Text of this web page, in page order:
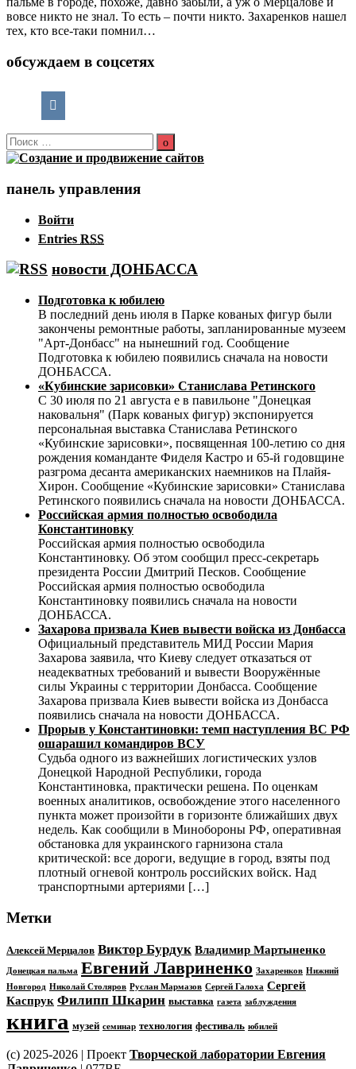
вовсе никто не знал. То есть – почти никто. Захаренков нашел
тех, кто все-таки помнил…
обсуждаем в соцсетях
Поиск
по:
Поиск
панель управления
Войти
Entries RSS
новости ДОНБАССА
Подготовка к юбилею
В последний день июля в Парке кованых фигур были
закончены ремонтные работы, запланированные музеем
"Арт-Донбасс" на нынешний год. Сообщение
Подготовка к юбилею появились сначала на новости
ДОНБАССА.
«Кубинские зарисовки» Станислава Ретинского
С 30 июля по 21 августа е в павильоне "Донецкая
наковальня" (Парк кованых фигур) экспонируется
персональная выставка Станислава Ретинского
«Кубинские зарисовки», посвященная 100-летию со дня
рождения команданте Фиделя Кастро и 65-й годовщине
разгрома десанта американских наемников на Плайя-
Хирон. Сообщение «Кубинские зарисовки» Станислава
Ретинского появились сначала на новости ДОНБАССА.
Российская армия полностью освободила
Константиновку
Российская армия полностью освободила
Константиновку. Об этом сообщил пресс-секретарь
президента России Дмитрий Песков. Сообщение
Российская армия полностью освободила
Константиновку появились сначала на новости
ДОНБАССА.
Захарова призвала Киев вывести войска из Донбасса
Официальный представитель МИД России Мария
Захарова заявила, что Киеву следует отказаться от
неадекватных требований и вывести Вооружённые
силы Украины с территории Донбасса. Сообщение
Захарова призвала Киев вывести войска из Донбасса
появились сначала на новости ДОНБАССА.
Прорыв у Константиновки: темп наступления ВС РФ
ошарашил командиров ВСУ
Судьба одного из важнейших логистических узлов
Донецкой Народной Республики, города
Константиновка, практически решена. По оценкам
военных аналитиков, освобождение этого населенного
пункта может произойти в горизонте ближайших двух
недель. Как сообщили в Минобороны РФ, оперативная
обстановка для украинского гарнизона стала
критической: все дороги, ведущие в город, взяты под
плотный огневой контроль российских войск. Над
транспортными артериями […]
Метки
Алексей Мерцалов Виктор Бурдук Владимир Мартыненко
Донецкая пальма Евгений Лавриненко Захаренков Нижний
Новгород Николай Столяров Руслан Мармазов Сергей Галоха Сергей
Каспрук Филипп Шкарин выставка газета заблуждения
книга музей семинар технология фестиваль юбилей
(c) 2025-2026 | Проект Творческой лаборатории Евгения